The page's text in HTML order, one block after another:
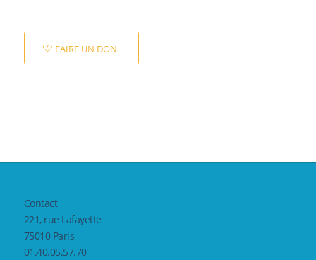
FAIRE UN DON
Contact
221, rue Lafayette
75010 Paris
01.40.05.57.70